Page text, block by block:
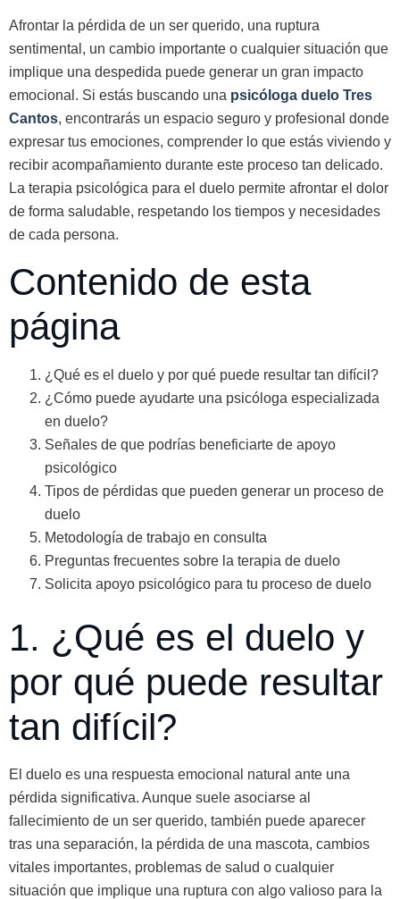
Afrontar la pérdida de un ser querido, una ruptura
sentimental, un cambio importante o cualquier situación que
implique una despedida puede generar un gran impacto
emocional. Si estás buscando una psicóloga duelo Tres
Cantos, encontrarás un espacio seguro y profesional donde
expresar tus emociones, comprender lo que estás viviendo y
recibir acompañamiento durante este proceso tan delicado.
La terapia psicológica para el duelo permite afrontar el dolor
de forma saludable, respetando los tiempos y necesidades
de cada persona.
Contenido de esta
página
¿Qué es el duelo y por qué puede resultar tan difícil?
¿Cómo puede ayudarte una psicóloga especializada
en duelo?
Señales de que podrías beneficiarte de apoyo
psicológico
Tipos de pérdidas que pueden generar un proceso de
duelo
Metodología de trabajo en consulta
Preguntas frecuentes sobre la terapia de duelo
Solicita apoyo psicológico para tu proceso de duelo
1. ¿Qué es el duelo y
por qué puede resultar
tan difícil?
El duelo es una respuesta emocional natural ante una
pérdida significativa. Aunque suele asociarse al
fallecimiento de un ser querido, también puede aparecer
tras una separación, la pérdida de una mascota, cambios
vitales importantes, problemas de salud o cualquier
situación que implique una ruptura con algo valioso para la